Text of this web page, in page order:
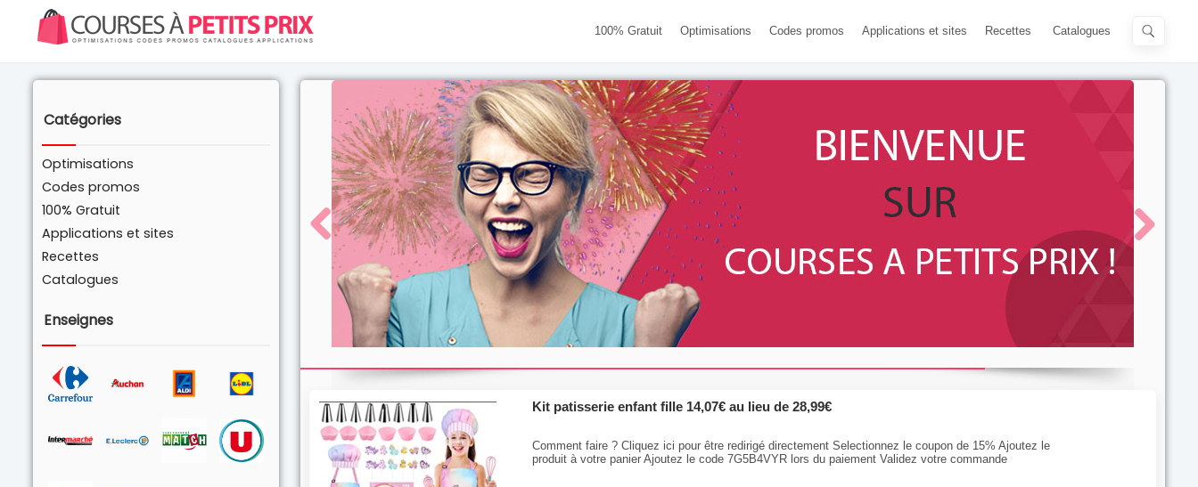
100% Gratuit Optimisations Codes promos Applications et sites Recettes Catalogues
Kit patisserie enfant fille 14,07€ au lieu de 28,99€
Comment faire ? Cliquez ici pour être redirigé directement Selectionnez le coupon de 15% Ajoutez le
produit à votre panier Ajoutez le code 7G5B4VYR lors du paiement Validez votre commande
Catégories
Optimisations
Codes promos
100% Gratuit
Applications et sites
Recettes
Catalogues
Enseignes